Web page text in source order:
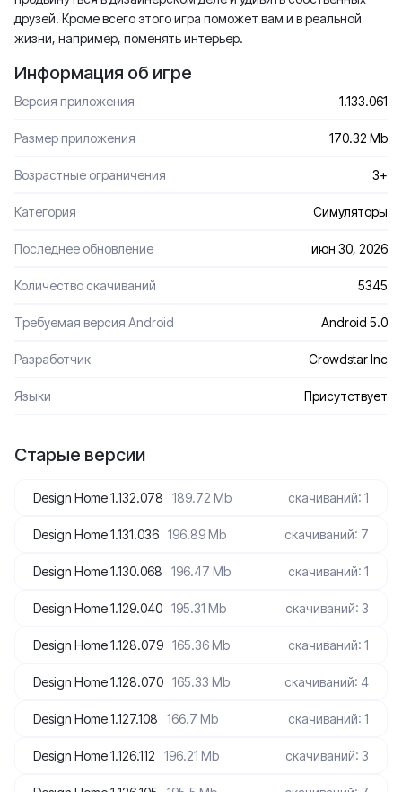
друзей. Кроме всего этого игра поможет вам и в реальной
жизни, например, поменять интерьер.
Информация об игре
Версия приложения 1.133.061
Размер приложения 170.32 Mb
Возрастные ограничения 3+
Категория Симуляторы
Последнее обновление июн 30, 2026
Количество скачиваний 5345
Требуемая версия Android Android 5.0
Разработчик Crowdstar Inc
Языки Присутствует
Старые версии
Design Home 1.132.078 189.72 Mb скачиваний: 1
Design Home 1.131.036 196.89 Mb скачиваний: 7
Design Home 1.130.068 196.47 Mb скачиваний: 1
Design Home 1.129.040 195.31 Mb скачиваний: 3
Design Home 1.128.079 165.36 Mb скачиваний: 1
Design Home 1.128.070 165.33 Mb скачиваний: 4
Design Home 1.127.108 166.7 Mb скачиваний: 1
Design Home 1.126.112 196.21 Mb скачиваний: 3